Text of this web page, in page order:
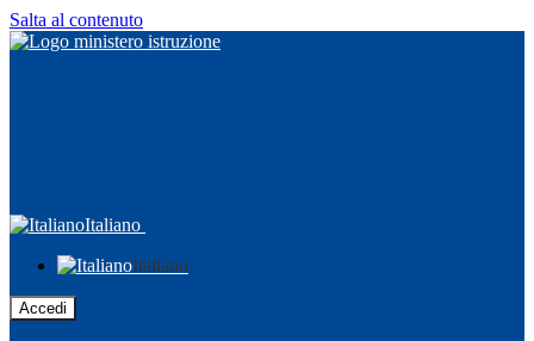
Salta al contenuto
Italiano
Italiano
Accedi